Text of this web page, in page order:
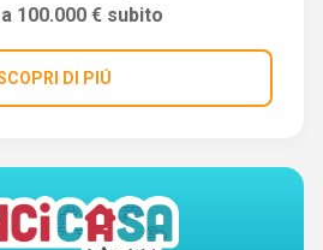
100.000 € subito
DI PIÚ